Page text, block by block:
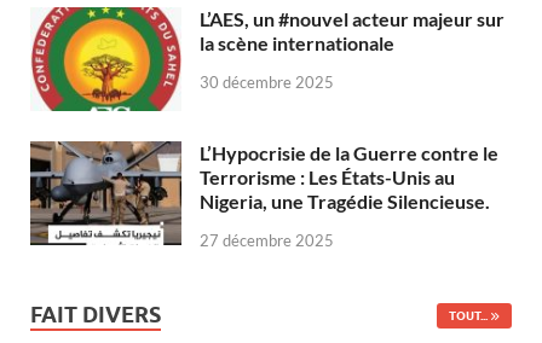
L’AES, un #nouvel acteur majeur sur
la scène internationale
30 décembre 2025
L’Hypocrisie de la Guerre contre le
Terrorisme : Les États-Unis au
Nigeria, une Tragédie Silencieuse.
27 décembre 2025
FAIT DIVERS TOUT...